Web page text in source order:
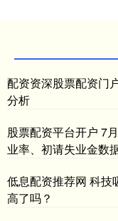
配资资深股票配资门
分析
股票配资平台开户 7
业率、初请失业金数
低息配资推荐网 科技
高了吗？